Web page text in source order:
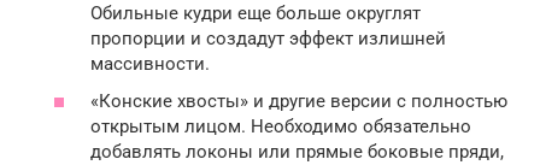
Обильные кудри еще больше округлят
пропорции и создадут эффект излишней
массивности.
«Конские хвосты» и другие версии с полностью
открытым лицом. Необходимо обязательно
добавлять локоны или прямые боковые пряди,